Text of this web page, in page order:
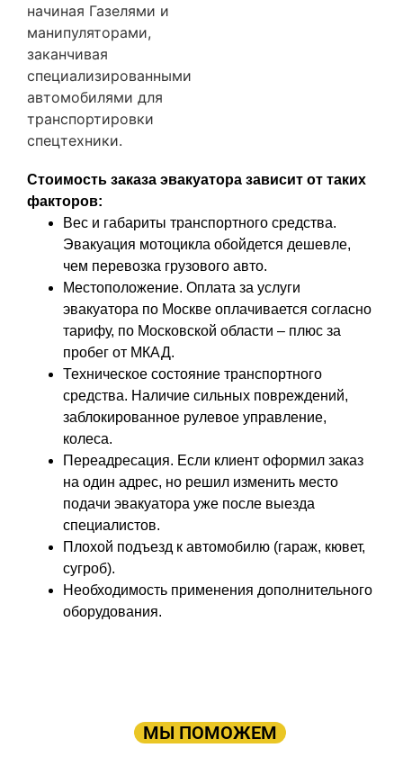
начиная Газелями и
манипуляторами,
заканчивая
специализированными
автомобилями для
транспортировки
спецтехники.
Стоимость заказа эвакуатора зависит от таких
факторов:
Вес и габариты транспортного средства.
Эвакуация мотоцикла обойдется дешевле,
чем перевозка грузового авто.
Местоположение. Оплата за услуги
эвакуатора по Москве оплачивается согласно
тарифу, по Московской области – плюс за
пробег от МКАД.
Техническое состояние транспортного
средства. Наличие сильных повреждений,
заблокированное рулевое управление,
колеса.
Переадресация. Если клиент оформил заказ
на один адрес, но решил изменить место
подачи эвакуатора уже после выезда
специалистов.
Плохой подъезд к автомобилю (гараж, кювет,
сугроб).
Необходимость применения дополнительного
оборудования.
МЫ ПОМОЖЕМ